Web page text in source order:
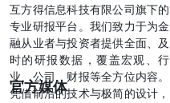
互方得信息科技有限公司旗下的
专业研报平台。我们致力于为金
融从业者与投资者提供全面、及
时的研报数据，覆盖宏观、行
业、公司、财报等全方位内容。
凭借前沿的技术与极简的设计，
官方媒体